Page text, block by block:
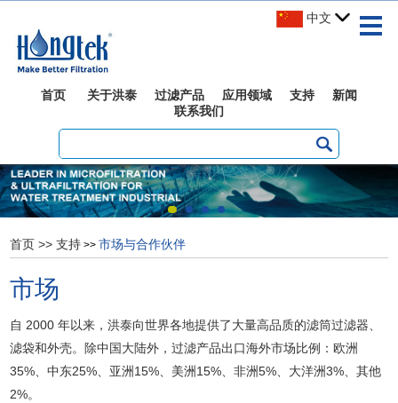
中文
首页 关于洪泰 过滤产品 应用领域 支持
新闻
联系我们
首页 >>支持 >>市场与合作伙伴
市场
自 2000 年以来，洪泰向世界各地提供了大量高品质的滤筒过滤器、
滤袋和外壳。除中国大陆外，过滤产品出口海外市场比例：欧洲
35%、中东25%、亚洲15%、美洲15%、非洲5%、大洋洲3%、其他
2%。